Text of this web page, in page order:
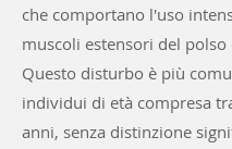
che comportano l'uso
muscoli estensori del polso
Questo disturbo è più
individui di età compresa
anni, senza distinzione